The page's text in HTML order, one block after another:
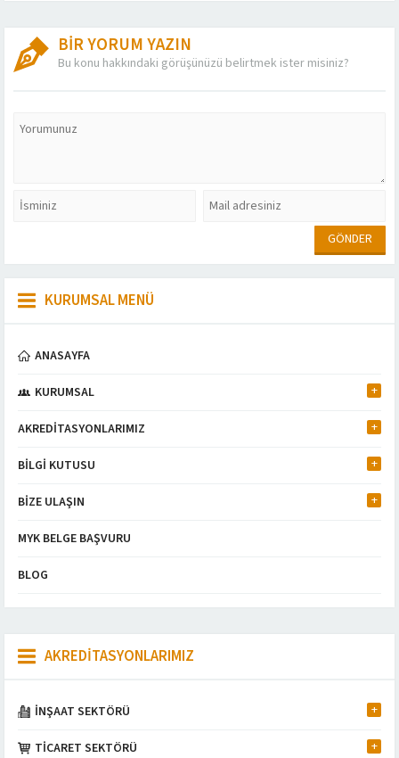
BİR YORUM YAZIN
Bu konu hakkındaki görüşünüzü belirtmek ister misiniz?
KURUMSAL MENÜ
ANASAYFA
KURUMSAL
AKREDİTASYONLARIMIZ
BİLGİ KUTUSU
BİZE ULAŞIN
MYK BELGE BAŞVURU
BLOG
AKREDİTASYONLARIMIZ
İNŞAAT SEKTÖRÜ
TİCARET SEKTÖRÜ